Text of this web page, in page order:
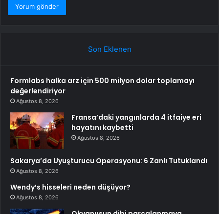
Son Eklenen
Formlabs halka arz için 500 milyon dolar toplamayı
değerlendiriyor
Ağustos 8, 2026
Fransa’daki yangınlarda 4 itfaiye eri
hayatını kaybetti
Ağustos 8, 2026
Sakarya’da Uyuşturucu Operasyonu: 6 Zanlı Tutuklandı
Ağustos 8, 2026
Wendy’s hisseleri neden düşüyor?
Ağustos 8, 2026